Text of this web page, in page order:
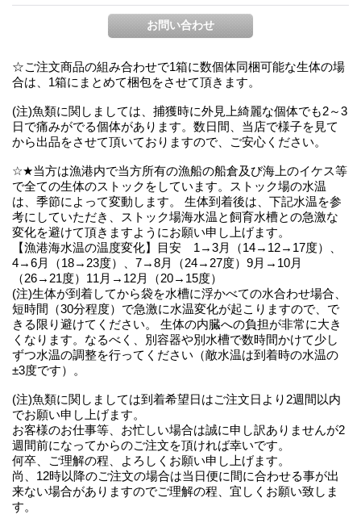
☆ご注文商品の組み合わせで1箱に数個体同梱可能な生体の場
合は、1箱にまとめて梱包をさせて頂きます。
(注)魚類に関しましては、捕獲時に外見上綺麗な個体でも2～3
日で痛みがでる個体があります。数日間、当店で様子を見て
から出品をさせて頂いておりますので、ご安心ください。
☆★当方は漁港内で当方所有の漁船の船倉及び海上のイケス等
で全ての生体のストックをしています。ストック場の水温
は、季節によって変動します。 生体到着後は、下記水温を参
考にしていただき、ストック場海水温と飼育水槽との急激な
変化を避けて頂きますようにお願い申し上げます。
【漁港海水温の温度変化】目安 1→3月（14→12→17度）、
4→6月（18→23度）、7→8月（24→27度）9月→10月
（26→21度）11月→12月（20→15度）
(注)生体が到着してから袋を水槽に浮かべての水合わせ場合、
短時間（30分程度）で急激に水温変化が起こりますので、で
きる限り避けてください。 生体の内臓への負担が非常に大き
くなります。なるべく、別容器や別水槽で数時間かけて少し
ずつ水温の調整を行ってください（敵水温は到着時の水温の
±3度です）。
(注)魚類に関しましては到着希望日はご注文日より2週間以内
でお願い申し上げます。
お客様のお仕事等、お忙しい場合は誠に申し訳ありませんが2
週間前になってからのご注文を頂ければ幸いです。
何卒、ご理解の程、よろしくお願い申し上げます。
尚、12時以降のご注文の場合は当日便に間に合わせる事が出
来ない場合がありますのでご理解の程、宜しくお願い致しま
す。